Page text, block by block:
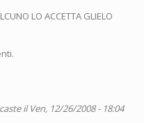
LO ACCETTA GLIELO
casteil Ven, 12/26/2008 - 18:04